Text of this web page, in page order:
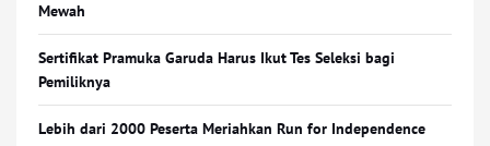
Mewah
Sertifikat Pramuka Garuda Harus Ikut Tes Seleksi bagi
Pemiliknya
Lebih dari 2000 Peserta Meriahkan Run for Independence